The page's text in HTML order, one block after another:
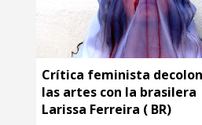
Crítica feminista
las artes con la brasilera
Larissa Ferreira ( BR)